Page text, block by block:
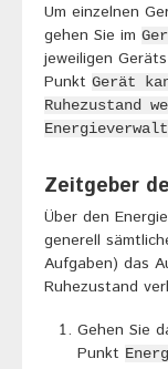
Um einzelnen
gehen Sie im
jeweiligen
Punkt Gerät
Ruhezustand
Zeitgeber
Über den
generell
Aufgaben) das
Ruhezustand
Gehen Sie
Punkt